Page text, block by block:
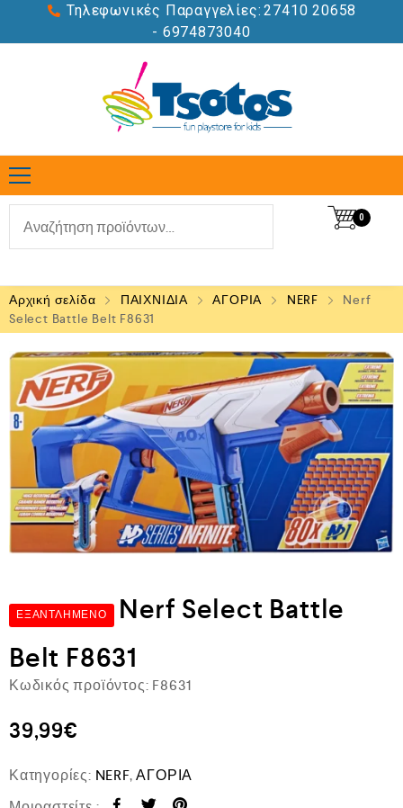
Τηλεφωνικές Παραγγελίες: 27410 20658
- 6974873040
0
Αρχική σελίδα ΠΑΙΧΝΙΔΙΑ ΑΓΟΡΙΑ NERF
Nerf
Select Battle Belt F8631
ΕΞΑΝΤΛΗΜΈΝΟ
Nerf Select Battle
Belt F8631
Κωδικός προϊόντος: F8631
39,99€
Κατηγορίες: NERF,ΑΓΟΡΙΑ